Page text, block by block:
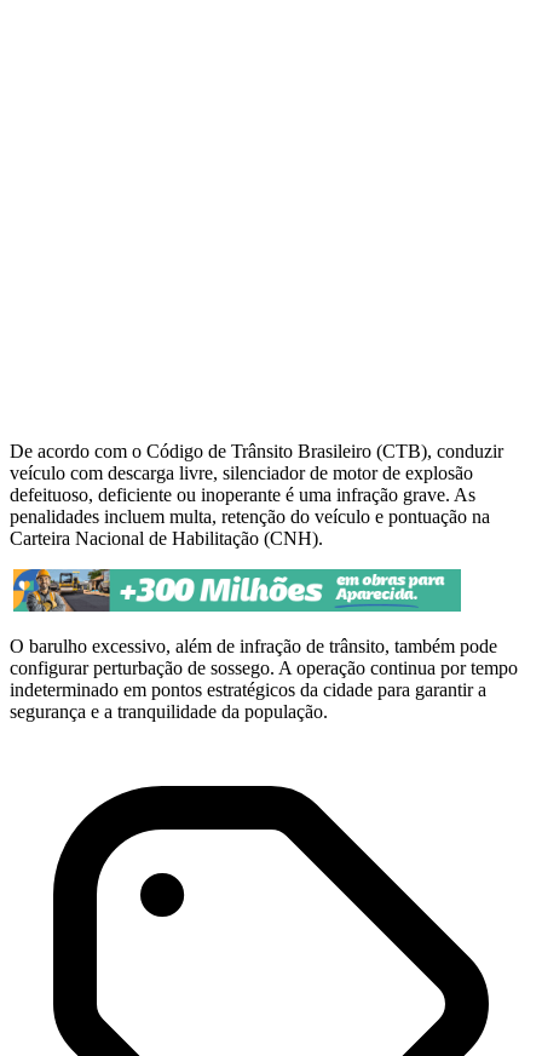
De acordo com o Código de Trânsito Brasileiro (CTB), conduzir
veículo com descarga livre, silenciador de motor de explosão
defeituoso, deficiente ou inoperante é uma infração grave. As
penalidades incluem multa, retenção do veículo e pontuação na
Carteira Nacional de Habilitação (CNH).
O barulho excessivo, além de infração de trânsito, também pode
configurar perturbação de sossego. A operação continua por tempo
indeterminado em pontos estratégicos da cidade para garantir a
segurança e a tranquilidade da população.